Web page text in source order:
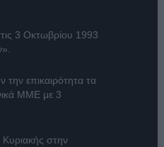
3 Οκτωβρίου 1993
την επικαιρότητα τα
ΜΜΕ με 3
στην